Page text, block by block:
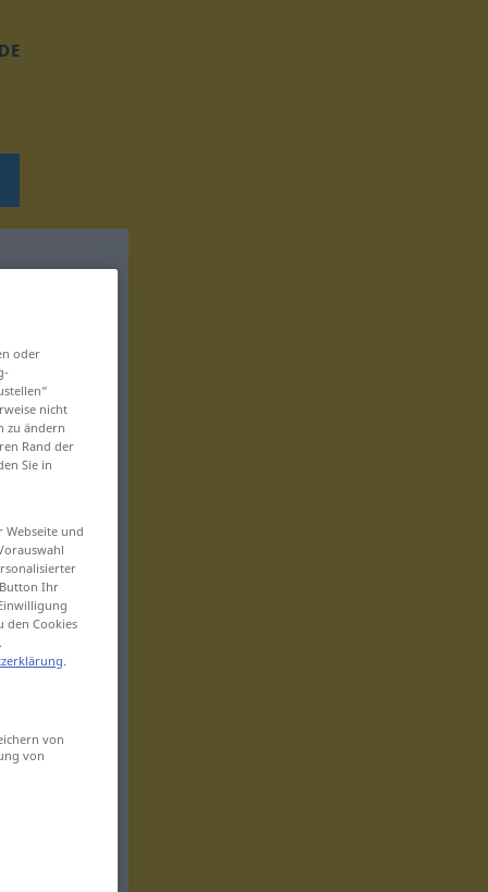
DE
oder
nicht
zu ändern
Rand der
Sie in
und
Ihr
den Cookies
.
von
von